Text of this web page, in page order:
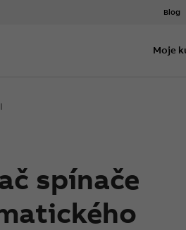
Blog
Moje
spínače